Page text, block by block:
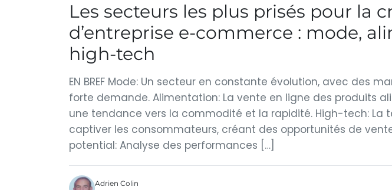
Les secteurs les plus prisés pour la
d’entreprise e-commerce : mode,
high-tech
EN BREF Mode: Un secteur en constante évolution, avec des
forte demande. Alimentation: La vente en ligne des produits
une tendance vers la commodité et la rapidité. High-tech: La
captiver les consommateurs, créant des opportunités de
potential: Analyse des performances […]
Adrien Colin